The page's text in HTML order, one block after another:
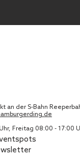
an der S-Bahn
Freitag 08:00 - 17:00